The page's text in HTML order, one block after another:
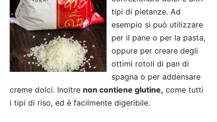
tipi di pietanze. Ad
esempio si può utilizzare
per il pane o per la pasta,
oppure per creare degli
ottimi rotoli di pan di
spagna o per addensare
creme dolci. Inoltre non contiene glutine, come tutti
i tipi di riso, ed è facilmente digeribile.